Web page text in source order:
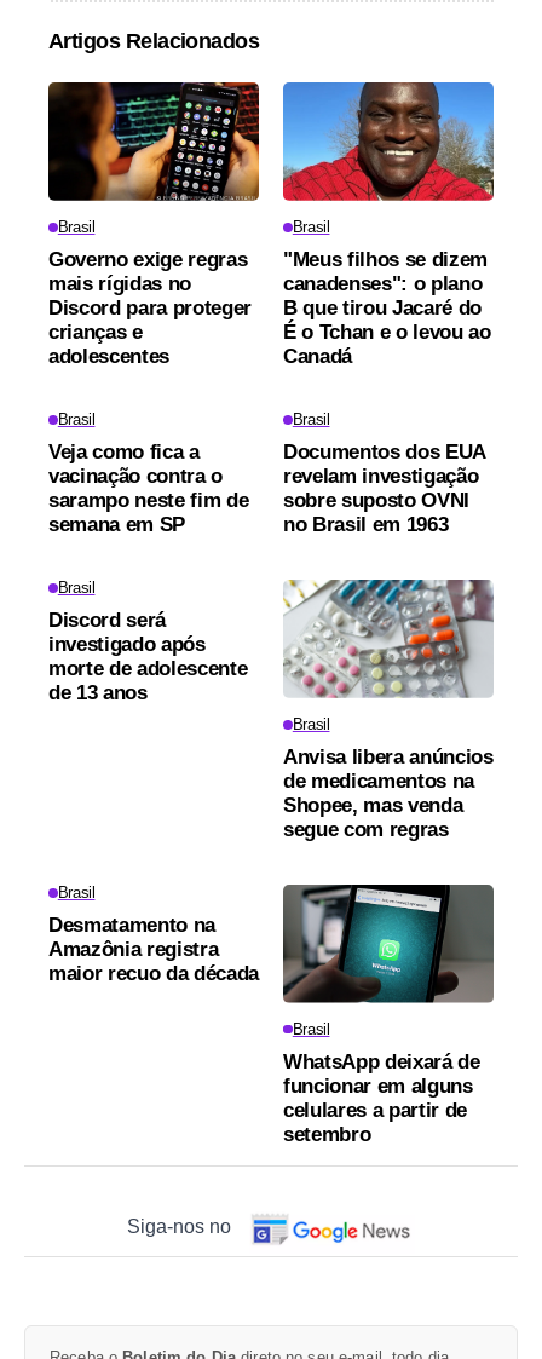
Artigos Relacionados
Brasil
Governo exige regras
mais rígidas no
Discord para proteger
crianças e
adolescentes
Brasil
"Meus filhos se dizem
canadenses": o plano
B que tirou Jacaré do
É o Tchan e o levou ao
Canadá
Brasil
Veja como fica a
vacinação contra o
sarampo neste fim de
semana em SP
Brasil
Documentos dos EUA
revelam investigação
sobre suposto OVNI
no Brasil em 1963
Brasil
Discord será
investigado após
morte de adolescente
de 13 anos
Brasil
Anvisa libera anúncios
de medicamentos na
Shopee, mas venda
segue com regras
Brasil
Desmatamento na
Amazônia registra
maior recuo da década
Brasil
WhatsApp deixará de
funcionar em alguns
celulares a partir de
setembro
Siga-nos no